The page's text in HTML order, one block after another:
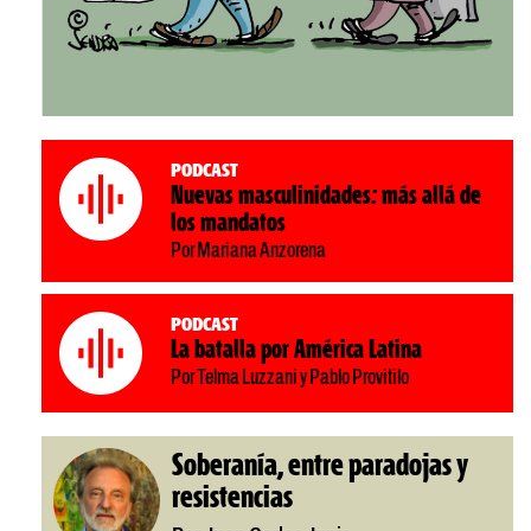
Podcast
Nuevas masculinidades: más allá de
los mandatos
Por Mariana Anzorena
Podcast
La batalla por América Latina
Por Telma Luzzani y Pablo Provitilo
Soberanía, entre paradojas y
resistencias